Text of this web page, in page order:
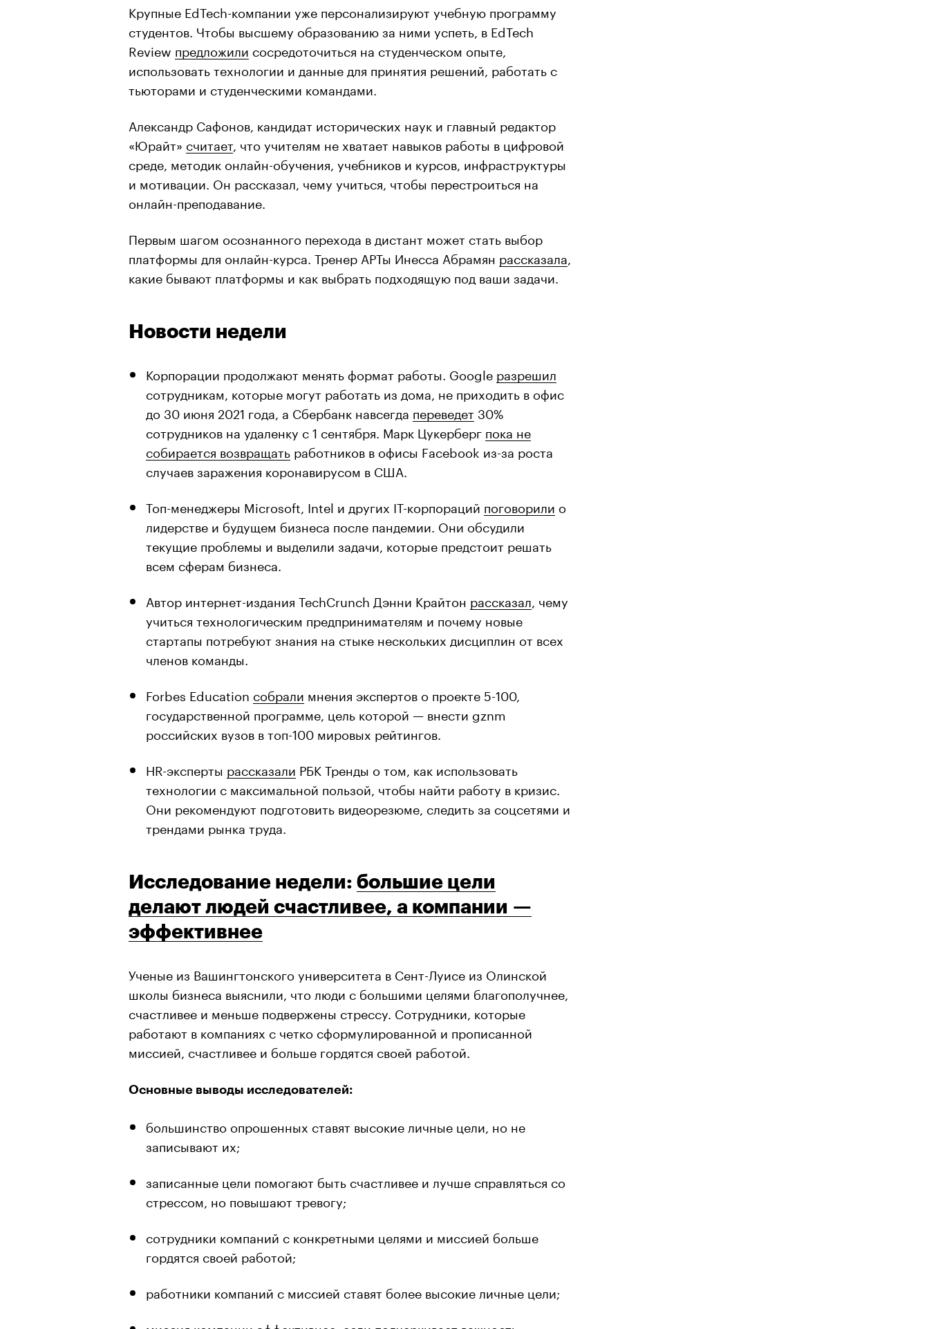
Крупные EdTech-компании уже персонализируют учебную программу
студентов. Чтобы высшему образованию за ними успеть, в EdTech
Review предложили сосредоточиться на студенческом опыте,
использовать технологии и данные для принятия решений, работать с
тьюторами и студенческими командами.
Александр Сафонов, кандидат исторических наук и главный редактор
«Юрайт» считает, что учителям не хватает навыков работы в цифровой
среде, методик онлайн-обучения, учебников и курсов, инфраструктуры
и мотивации. Он рассказал, чему учиться, чтобы перестроиться на
онлайн-преподавание.
Первым шагом осознанного перехода в дистант может стать выбор
платформы для онлайн-курса. Тренер АРТы Инесса Абрамян рассказала
какие бывают платформы и как выбрать подходящую под ваши задачи.
Новости недели
Корпорации продолжают менять формат работы. Google разрешил
сотрудникам, которые могут работать из дома, не приходить в офис
до 30 июня 2021 года, а Сбербанк навсегда переведет30%
сотрудников на удаленку с 1 сентября. Марк Цукерберг пока не
собирается возвращать работников в офисы Facebook из-за роста
случаев заражения коронавирусом в США.
Топ-менеджеры Microsoft, Intel и других IT-корпораций поговорили о
лидерстве и будущем бизнеса после пандемии. Они обсудили
текущие проблемы и выделили задачи, которые предстоит решать
всем сферам бизнеса.
Автор интернет-издания TechCrunch Дэнни Крайтон рассказал , чему
учиться технологическим предпринимателям и почему новые
стартапы потребуют знания на стыке нескольких дисциплин от всех
членов команды.
Forbes Education собрали мнения экспертов о проекте 5-100,
государственной программе, цель которой — внести gznm
российских вузов в топ-100 мировых рейтингов.
HR-эксперты рассказали РБК Тренды о том, как использовать
технологии с максимальной пользой, чтобы найти работу в кризис.
Они рекомендуют подготовить видеорезюме, следить за соцсетями и
трендами рынка труда.
Исследование недели: большие цели
делают людей счастливее, а компании —
эффективнее
Ученые из Вашингтонского университета в Сент-Луисе из Олинской
школы бизнеса выяснили, что люди с большими целями благополучнее,
счастливее и меньше подвержены стрессу. Сотрудники, которые
работают в компаниях с четко сформулированной и прописанной
миссией, счастливее и больше гордятся своей работой.
Основные выводы исследователей:
большинство опрошенных ставят высокие личные цели, но не
записывают их;
записанные цели помогают быть счастливее и лучше справляться со
стрессом, но повышают тревогу;
сотрудники компаний с конкретными целями и миссией больше
гордятся своей работой;
работники компаний с миссией ставят более высокие личные цели;